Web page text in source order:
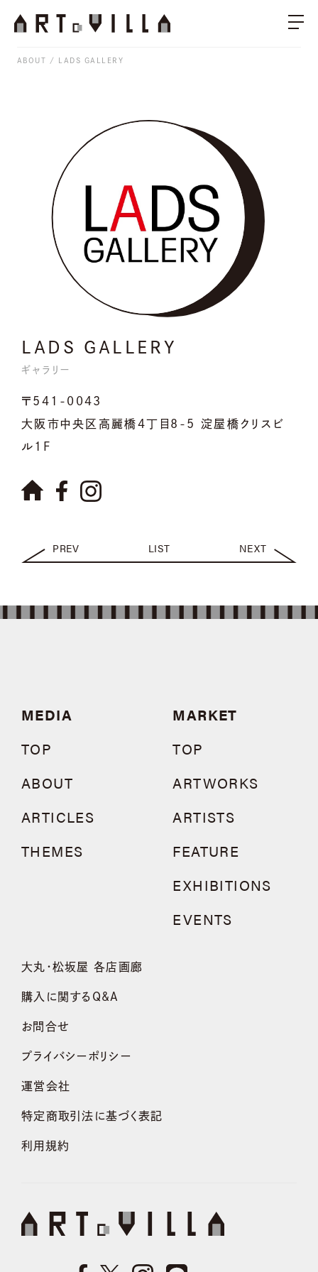
ABOUT LADS GALLERY
LADS GALLERY
ギャラリー
〒541-0043
大阪市中央区高麗橋4丁目8-5 淀屋橋クリスビ
ル1F
PREV LIST NEXT
MEDIA
TOP
ABOUT
ARTICLES
THEMES
MARKET
TOP
ARTWORKS
ARTISTS
FEATURE
EXHIBITIONS
EVENTS
大丸・松坂屋 各店画廊
購入に関するQ&A
お問合せ
プライバシーポリシー
運営会社
特定商取引法に基づく表記
利用規約